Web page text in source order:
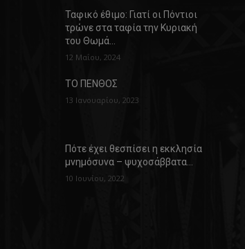
Ταφικό έθιμο: Γιατί οι Πόντιοι
τρώνε στα ταφία την Κυριακή
του Θωμά…
12 Μαΐου, 2024
ΤΟ ΠΕΝΘΟΣ
13 Ιανουαρίου, 2023
Πότε έχει θεσπίσει η εκκλησία
μνημόσυνα – ψυχοσάββατα…
10 Ιουνίου, 2022